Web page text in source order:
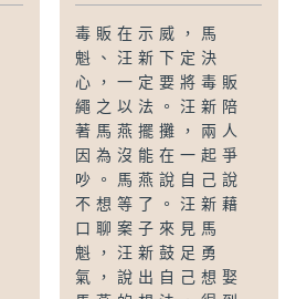
毒販在示威，馬
魁、汪新下定決
心，一定要將毒販
繩之以法。汪新陪
著馬燕擺攤，兩人
因為沒能在一起爭
吵。馬燕說自己說
不想等了。汪新藉
口聊案子來見馬
魁，汪新鼓足勇
氣，說出自己想娶